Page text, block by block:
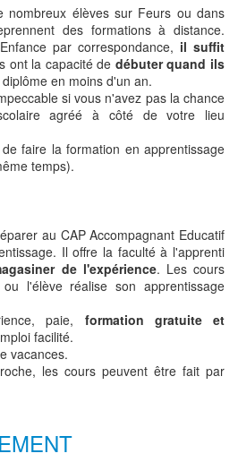
nombreux élèves sur Feurs ou dans
des formations à distance.
par correspondance, il suffit
ont la capacité de débuter quand ils
en moins d'un an.
si vous n'avez pas la chance
agréé à côté de votre lieu
faire la formation en apprentissage
temps).
au CAP Accompagnant Educatif
Il offre la faculté à l'apprenti
de l'expérience. Les cours
l'élève réalise son apprentissage
paie, formation gratuite et
facilité.
vacances.
les cours peuvent être fait par